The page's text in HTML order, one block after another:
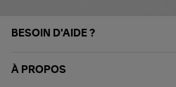
BESOIN D'AIDE ?
À PROPOS